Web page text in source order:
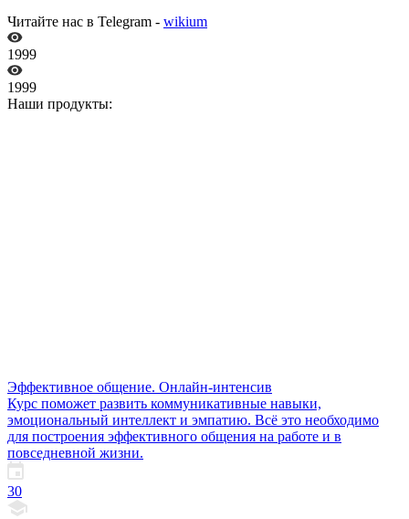
Читайте нас в Telegram - wikium
1999
1999
Наши продукты:
Эффективное общение. Онлайн-интенсив
Курс поможет развить коммуникативные навыки,
эмоциональный интеллект и эмпатию. Всё это необходимо
для построения эффективного общения на работе и в
повседневной жизни.
30